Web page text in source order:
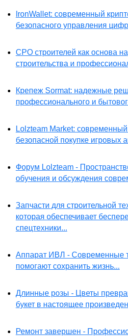
IronWallet: современный
безопасного управления
СРО строителей как основа
строительства и
Крепеж Sormat: надежные
профессионального и
Lolzteam Market:
безопасной покупке игровых
Форум Lolzteam -
обучения и обсуждения
Запчасти для строительной
которая обеспечивает
спецтехники...
Аппарат ИВЛ - Современные
помогают сохранить жизнь...
Длинные розы - Цветы
букет в настоящее
Ремонт завершен -